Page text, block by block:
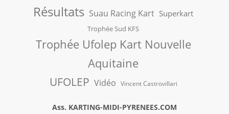
Résultats Suau Racing Kart Superkart
Trophée Sud KFS
Trophée Ufolep Kart Nouvelle
Aquitaine
UFOLEP Vidéo Vincent Castrovillari
Ass. KARTING-MIDI-PYRENEES.COM